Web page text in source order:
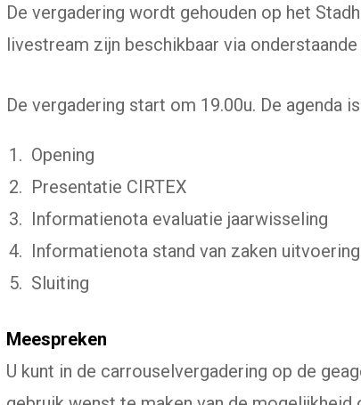
De vergadering wordt gehouden op het
livestream zijn beschikbaar via onderstaande
De vergadering start om 19.00u. De agenda
Opening
Presentatie CIRTEX
Informatienota evaluatie jaarwisseling
Informatienota stand van zaken
Sluiting
Meespreken
U kunt in de carrouselvergadering op de